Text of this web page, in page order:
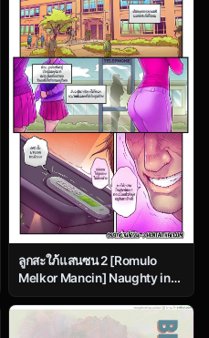
ลูกสะใภ้แสนซน 2 [Romulo
Melkor Mancin] Naughty in
law – Issue 2